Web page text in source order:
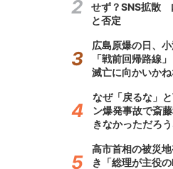
せず？SNS拡散
と否定
広島原爆の日、
「戦前回帰路線
滅亡に向かいかね
なぜ「戻るな」
ン爆発事故で斎
きなかっただろう
高市首相の被災
き「総理が主役